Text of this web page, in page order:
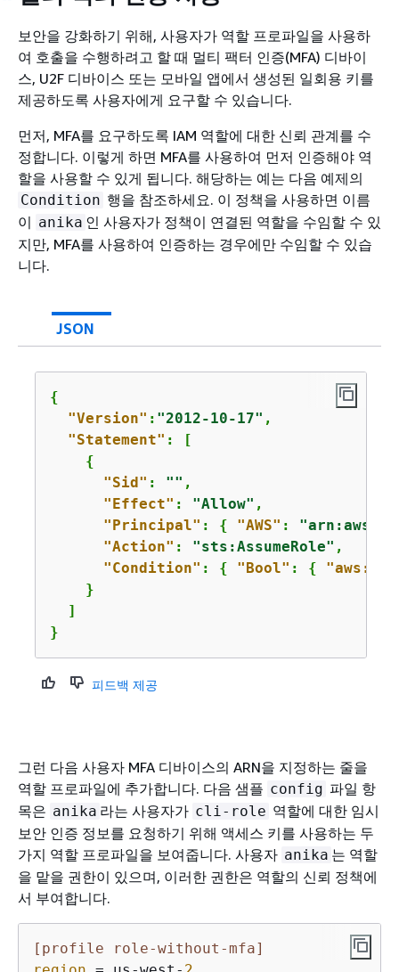
보안을 강화하기 위해, 사용자가 역할 프로파일을 사용하
여 호출을 수행하려고 할 때 멀티 팩터 인증(MFA) 디바이
스, U2F 디바이스 또는 모바일 앱에서 생성된 일회용 키를
제공하도록 사용자에게 요구할 수 있습니다.
먼저, MFA를 요구하도록 IAM 역할에 대한 신뢰 관계를 수
정합니다. 이렇게 하면 MFA를 사용하여 먼저 인증해야 역
할을 사용할 수 있게 됩니다. 해당하는 예는 다음 예제의
Condition 행을 참조하세요. 이 정책을 사용하면 이름
이 anika 인 사용자가 정책이 연결된 역할을 수임할 수 있
지만, MFA를 사용하여 인증하는 경우에만 수임할 수 있습
니다.
JSON
{
"Version" : "2012-10-17" ,
"Statement" : [
{
"Sid" : "" ,
"Effect" : "Allow" ,
"Principal" : { "AWS" :
"Action" : "sts:AssumeRole" ,
"Condition" : { "Bool" : {
    }
  ]
}
피드백 제공
그런 다음 사용자 MFA 디바이스의 ARN을 지정하는 줄을
역할 프로파일에 추가합니다. 다음 샘플 config 파일 항
목은 anika 라는 사용자가 cli-role 역할에 대한 임시
보안 인증 정보를 요청하기 위해 액세스 키를 사용하는 두
가지 역할 프로파일을 보여줍니다. 사용자 anika 는 역할
을 맡을 권한이 있으며, 이러한 권한은 역할의 신뢰 정책에
서 부여합니다.
[profile role-without-mfa]